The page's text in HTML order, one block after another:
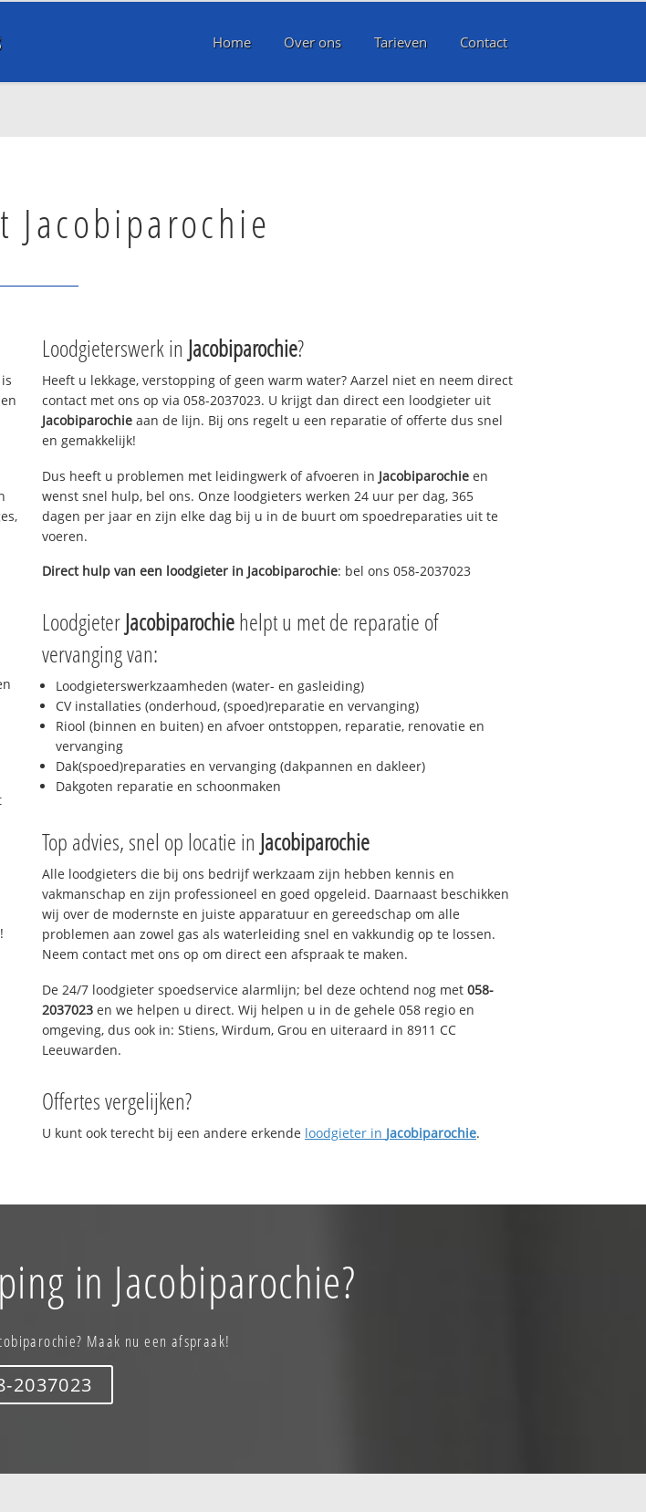
Home Over ons Tarieven Contact
Jacobiparochie
Loodgieterswerk in Jacobiparochie?
Heeft u lekkage, verstopping of geen warm water? Aarzel niet en neem direct
contact met ons op via 058-2037023. U krijgt dan direct een loodgieter uit
Jacobiparochie aan de lijn. Bij ons regelt u een reparatie of offerte dus snel
en gemakkelijk!
Dus heeft u problemen met leidingwerk of afvoeren in Jacobiparochie en
wenst snel hulp, bel ons. Onze loodgieters werken 24 uur per dag, 365
dagen per jaar en zijn elke dag bij u in de buurt om spoedreparaties uit te
voeren.
Direct hulp van een loodgieter in Jacobiparochie: bel ons 058-2037023
LoodgieterJacobiparochiehelpt u met de reparatie of
vervanging van:
Loodgieterswerkzaamheden (water- en gasleiding)
CV installaties (onderhoud, (spoed)reparatie en vervanging)
Riool (binnen en buiten) en afvoer ontstoppen, reparatie, renovatie en
vervanging
Dak(spoed)reparaties en vervanging (dakpannen en dakleer)
Dakgoten reparatie en schoonmaken
Top advies, snel op locatie in Jacobiparochie
Alle loodgieters die bij ons bedrijf werkzaam zijn hebben kennis en
vakmanschap en zijn professioneel en goed opgeleid. Daarnaast beschikken
wij over de modernste en juiste apparatuur en gereedschap om alle
problemen aan zowel gas als waterleiding snel en vakkundig op te lossen.
Neem contact met ons op om direct een afspraak te maken.
De 24/7 loodgieter spoedservice alarmlijn; bel deze ochtend nog met 058-
2037023 en we helpen u direct. Wij helpen u in de gehele 058 regio en
omgeving, dus ook in: Stiens, Wirdum, Grou en uiteraard in 8911 CC
Leeuwarden.
Offertes vergelijken?
U kunt ook terecht bij een andere erkende loodgieter in Jacobiparochie.
in Jacobiparochie?
Maak nu een afspraak!
2037023